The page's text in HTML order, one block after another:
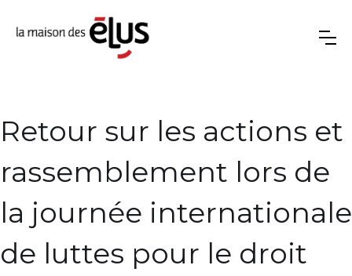
Retour sur les actions et
rassemblement lors de
la journée internationale
de luttes pour le droit